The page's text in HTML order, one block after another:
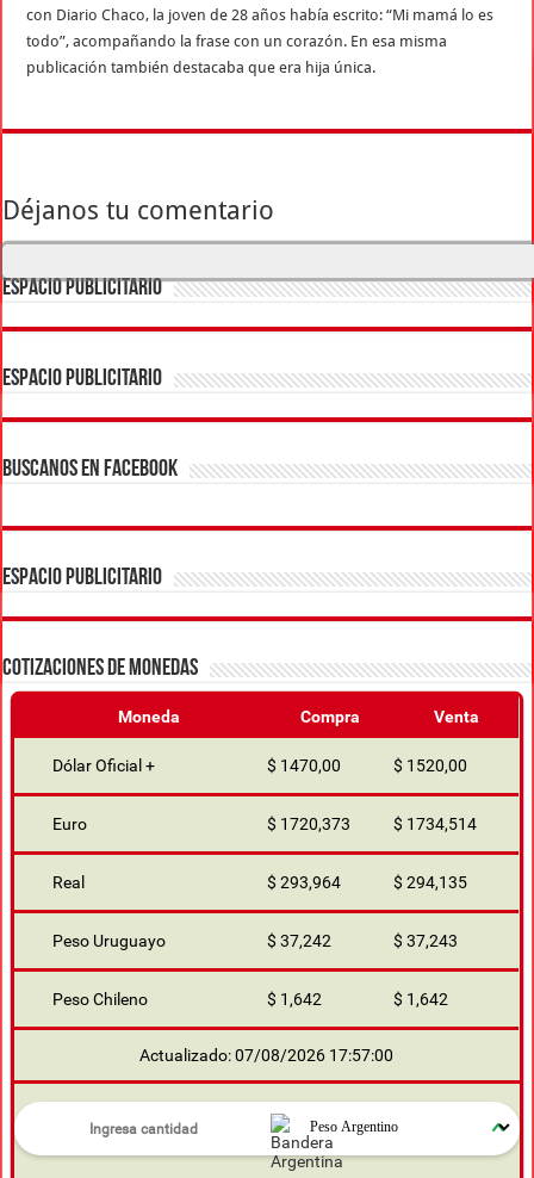
con Diario Chaco, la joven de 28 años había escrito: “Mi mamá lo es
todo”, acompañando la frase con un corazón. En esa misma
publicación también destacaba que era hija única.
Déjanos tu comentario
ESPACIO PUBLICITARIO
ESPACIO PUBLICITARIO
BUSCANOS EN FACEBOOK
ESPACIO PUBLICITARIO
COTIZACIONES DE MONEDAS
Moneda Compra Venta
Dólar Oficial + $ 1470,00 $ 1520,00
Euro $ 1720,373 $ 1734,514
Real $ 293,964 $ 294,135
Peso Uruguayo $ 37,242 $ 37,243
Peso Chileno $ 1,642 $ 1,642
Actualizado: 07/08/2026 17:57:00